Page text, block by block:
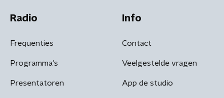
Radio
Frequenties
Programma's
Presentatoren
Info
Contact
Veelgestelde vragen
App de studio